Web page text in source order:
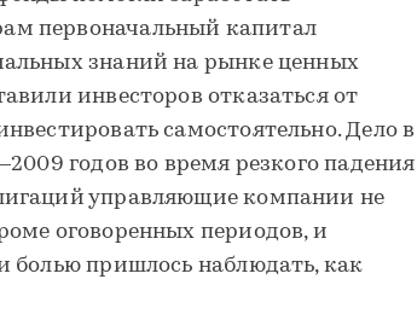
первоначальный капитал
знаний на рынке ценных
инвесторов отказаться от
самостоятельно. Дело в
годов во время резкого падения
управляющие компании не
оговоренных периодов, и
болью пришлось наблюдать, как